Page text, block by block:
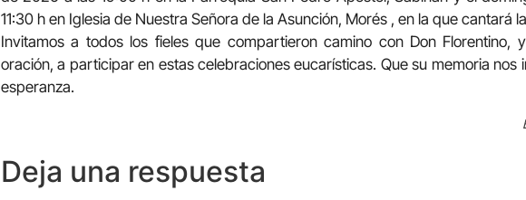
11:30 h en Iglesia de Nuestra Señora de la Asunción, Morés , en la que cantará
Invitamos a todos los fieles que compartieron camino con Don Florentino,
oración, a participar en estas celebraciones eucarísticas. Que su memoria
esperanza.
Deja una respuesta